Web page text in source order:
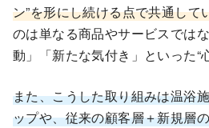
ン”を形にし続ける点で共通して
のは単なる商品やサービスでは
動」「新たな気付き」といった“
また、こうした取り組みは温浴
ップや、従来の顧客層＋新規層